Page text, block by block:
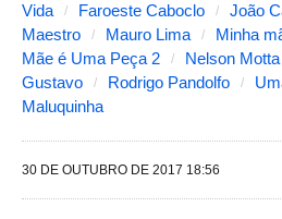
e
s
a
l
Vida
Faroeste Caboclo João
Maestro
Mauro Lima Minha
Mãe é Uma Peça 2
Nelson Motta
Gustavo
Rodrigo Pandolfo
Maluquinha
30 DE OUTUBRO DE 2017 18:56